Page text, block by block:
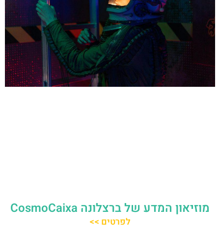
מוזיאון המדע של ברצלונה CosmoCaixa
לפרטים >>